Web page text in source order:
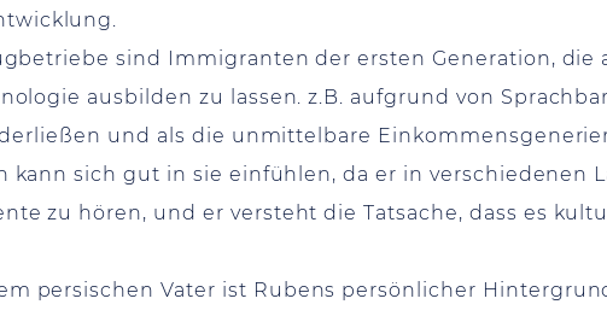
sind Immigranten der ersten Generation, die
ausbilden zu lassen. z.B. aufgrund von
und als die unmittelbare
kann sich gut in sie einfühlen, da er in verschiedenen
zu hören, und er versteht die Tatsache, dass es
persischen Vater ist Rubens persönlicher